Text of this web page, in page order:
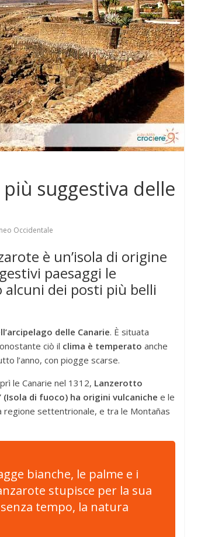
più suggestiva delle
Occidentale
è un’isola di origine
paesaggi le
alcuni dei posti più belli
delle Canarie. È situata
ciò il clima è temperato anche
l’anno, con piogge scarse.
le Canarie nel 1312, Lanzerotto
(Isola di fuoco) ha origini vulcaniche e le
regione settentrionale, e tra le Montañas
bianche, le palme e i
stupisce per la sua
tempo, la natura